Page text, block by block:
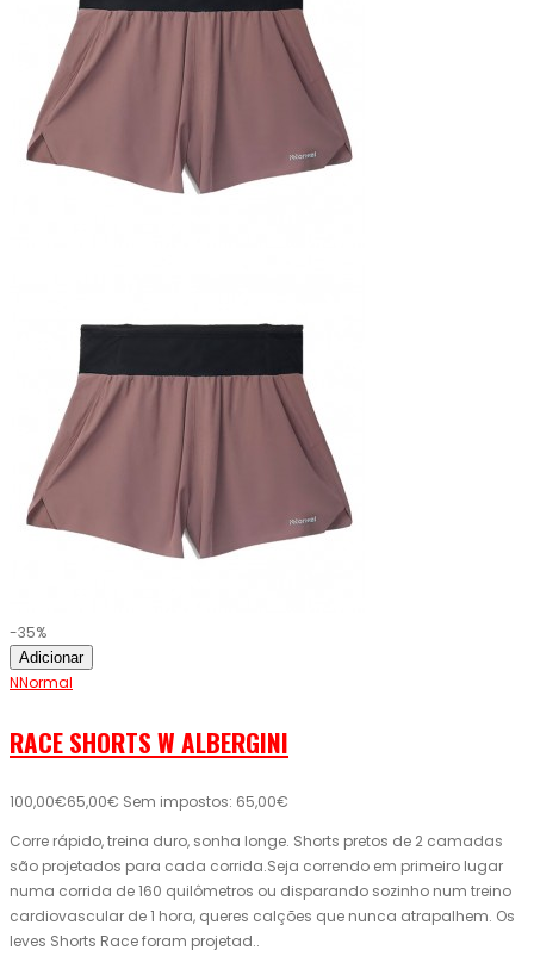
-35%
Adicionar
NNormal
RACE SHORTS W ALBERGINI
100,00€65,00€ Sem impostos: 65,00€
Corre rápido, treina duro, sonha longe. Shorts pretos de 2 camadas
são projetados para cada corrida.Seja correndo em primeiro lugar
numa corrida de 160 quilômetros ou disparando sozinho num treino
cardiovascular de 1 hora, queres calções que nunca atrapalhem. Os
leves Shorts Race foram projetad..